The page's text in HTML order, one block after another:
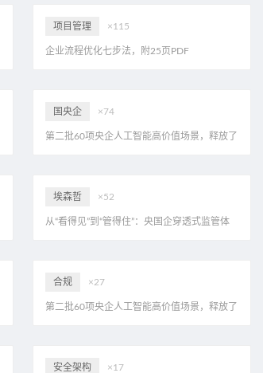
项目管理 ×115
企业流程优化七步法，附25页PDF
国央企 ×74
第二批60项央企人工智能高价值场景，释放了
埃森哲 ×52
从“看得见”到“管得住”：央国企穿透式监管体
合规 ×27
第二批60项央企人工智能高价值场景，释放了
安全架构 ×17